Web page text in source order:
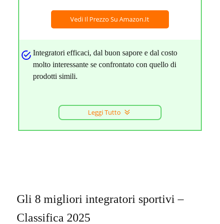
Vedi Il Prezzo Su Amazon.it
Integratori efficaci, dal buon sapore e dal costo
molto interessante se confrontato con quello di
prodotti simili.
Leggi Tutto
Gli 8 migliori integratori sportivi –
Classifica 2025